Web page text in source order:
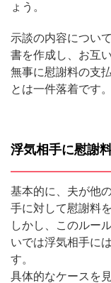
ょう。
示談の内容につい
書を作成し、お互
無事に慰謝料の支
とは一件落着です。
浮気相手に慰謝
基本的に、夫が他
手に対して慰謝料
しかし、このルー
いでは浮気相手に
す。
具体的なケースを